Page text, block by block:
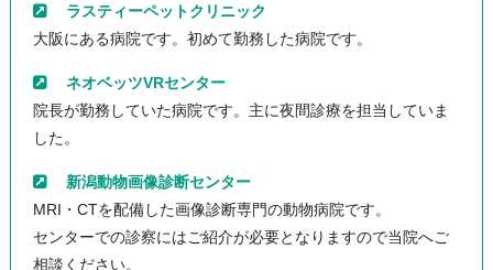
ラスティーペットクリニック
大阪にある病院です。初めて勤務した病院です。
ネオベッツVRセンター
院長が勤務していた病院です。主に夜間診療を担当していま
した。
新潟動物画像診断センター
MRI・CTを配備した画像診断専門の動物病院です。
センターでの診察にはご紹介が必要となりますので当院へご
相談ください。